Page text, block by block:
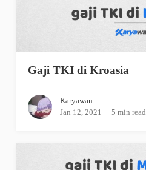
Gaji TKI di Kroasia
Karyawan
Jan 12, 2021
5 min read